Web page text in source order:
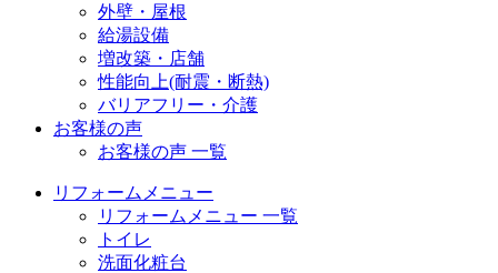
外壁・屋根
給湯設備
増改築・店舗
性能向上(耐震・断熱)
バリアフリー・介護
お客様の声
お客様の声 一覧
リフォームメニュー
リフォームメニュー 一覧
トイレ
洗面化粧台